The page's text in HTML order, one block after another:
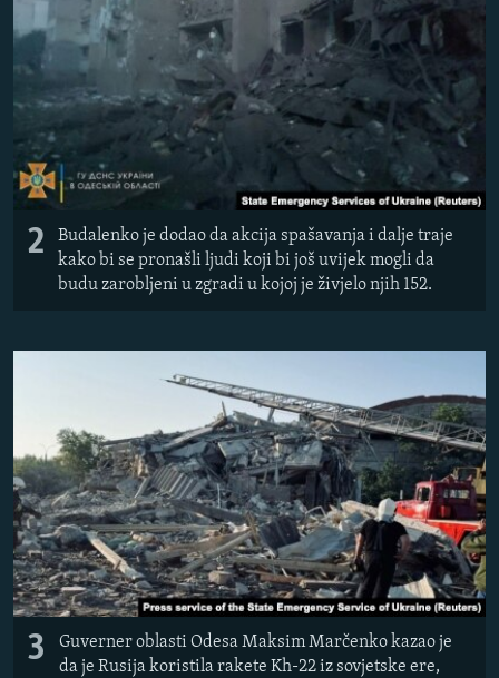
2
Budalenko je dodao da akcija spašavanja i dalje traje
kako bi se pronašli ljudi koji bi još uvijek mogli da
budu zarobljeni u zgradi u kojoj je živjelo njih 152.
3
Guverner oblasti Odesa Maksim Marčenko kazao je
da je Rusija koristila rakete Kh-22 iz sovjetske ere,